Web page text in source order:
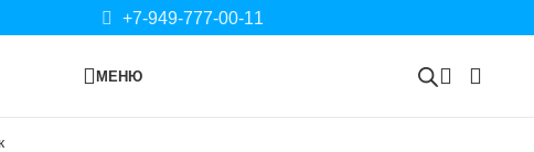
+7-949-777-00-11
МЕНЮ